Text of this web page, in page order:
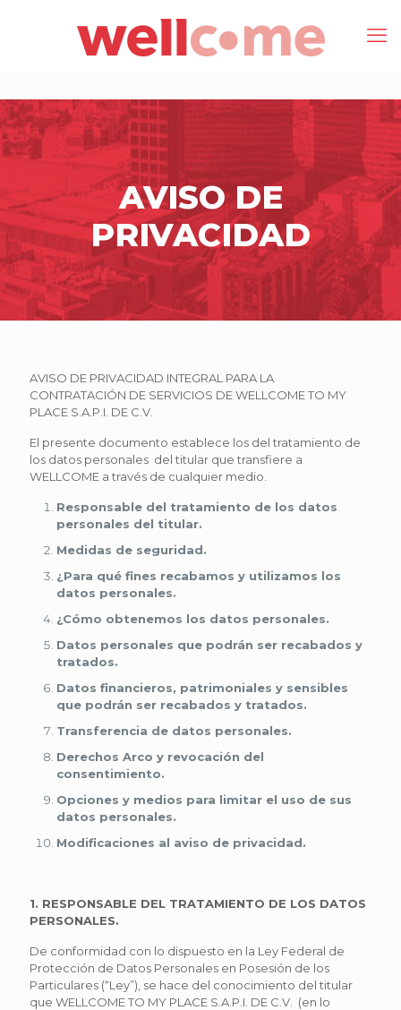
AVISO DE
PRIVACIDAD
AVISO DE PRIVACIDAD INTEGRAL PARA LA
CONTRATACIÓN DE SERVICIOS DE WELLCOME TO MY
PLACE S.A.P.I. DE C.V.
El presente documento establece los del tratamiento de
los datos personales del titular que transfiere a
WELLCOME a través de cualquier medio.
Responsable del tratamiento de los datos
personales del titular.
Medidas de seguridad.
¿Para qué fines recabamos y utilizamos los
datos personales.
¿Cómo obtenemos los datos personales.
Datos personales que podrán ser recabados y
tratados.
Datos financieros, patrimoniales y sensibles
que podrán ser recabados y tratados.
Transferencia de datos personales.
Derechos Arco y revocación del
consentimiento.
Opciones y medios para limitar el uso de sus
datos personales.
Modificaciones al aviso de privacidad.
1. RESPONSABLE DEL TRATAMIENTO DE LOS DATOS
PERSONALES.
De conformidad con lo dispuesto en la Ley Federal de
Protección de Datos Personales en Posesión de los
Particulares (“Ley”), se hace del conocimiento del titular
que WELLCOME TO MY PLACE S.A.P.I. DE C.V. (en lo